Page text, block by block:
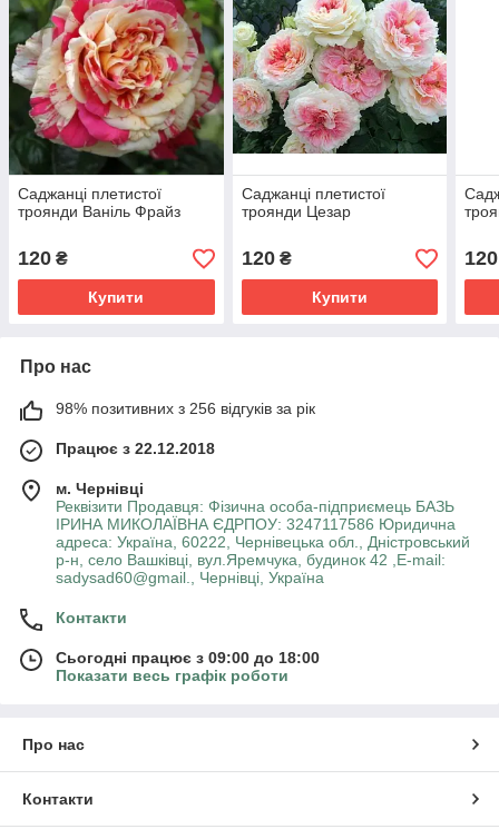
Саджанці плетистої
троянди Ваніль Фрайз
120 ₴
Купити
Саджанці плетистої
троянди Цезар
120₴
Купити
120
Про нас
98% позитивних з 256 відгуків за рік
Працює з 22.12.2018
м. Чернівці
Реквізити Продавця: Фізична особа-підприємець БАЗЬ
ІРИНА МИКОЛАЇВНА ЄДРПОУ: 3247117586 Юридична
адреса: Україна, 60222, Чернівецька обл., Дністровський
р-н, село Вашківці, вул.Яремчука, будинок 42 ,E-mail:
sadysad60@gmail., Чернівці, Україна
Контакти
Сьогодні працює з 09:00 до 18:00
Показати весь графік роботи
Про нас
Контакти